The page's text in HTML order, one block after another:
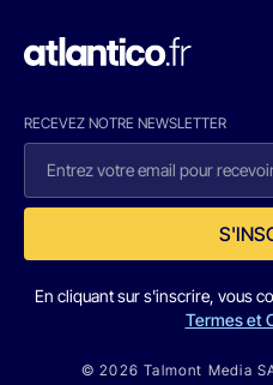
RECEVEZ NOTRE NEWSLETTER
En cliquant sur s'inscrire, vous
Termes et
© 2026 Talmont Media